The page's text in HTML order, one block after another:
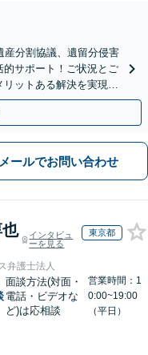
産分割協議、遺留分侵害
サポート！ご状況とご
ットある解決を実現で
要予約）】
メールでお問い合わせ
インタビュ
ーを見る
東京都
弁護士法人
面談方法(対面・
電話・ビデオな
ど)は応相談
営業時間：1
0:00~19:00
（平日）